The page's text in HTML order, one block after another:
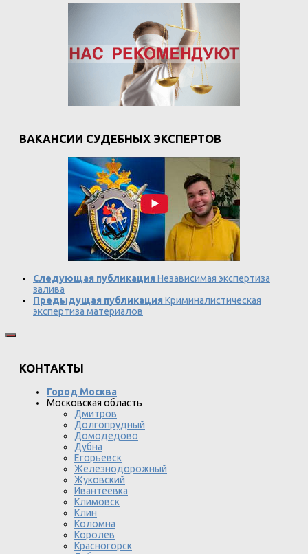
ВАКАНСИИ СУДЕБНЫХ ЭКСПЕРТОВ
Следующая публикация Независимая экспертиза
залива
Предыдущая публикация Криминалистическая
экспертиза материалов
КОНТАКТЫ
Город Москва
Московская область
Дмитров
Долгопрудный
Домодедово
Дубна
Егорьевск
Железнодорожный
Жуковский
Ивантеевка
Климовск
Клин
Коломна
Королев
Красногорск